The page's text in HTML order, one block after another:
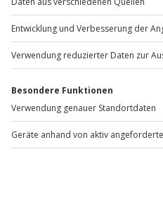
Andere Produkte entdecken
Fahrsicherheitstraining